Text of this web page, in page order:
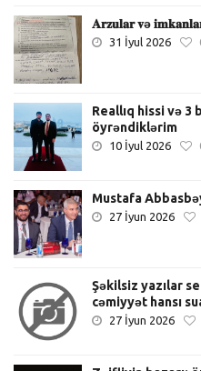
𝐀𝐫𝐳𝐮𝐥𝐚𝐫 𝐯ə
31 İyul 2026
Reallıq hissi və 3
öyrəndiklərim
10 İyul 2026
Mustafa
27 İyun 2026
Şəkilsiz yazılar
cəmiyyət hansı
27 İyun 2026